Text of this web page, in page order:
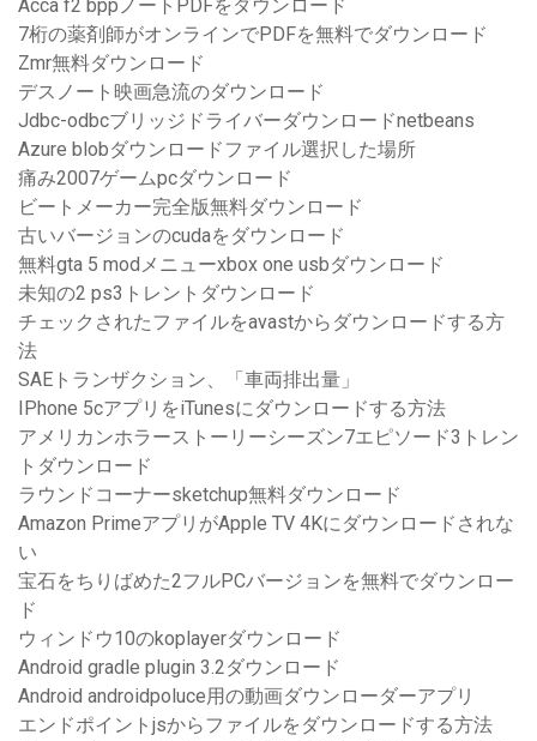
Acca f2 bppノートPDFをダウンロード
7桁の薬剤師がオンラインでPDFを無料でダウンロード
Zmr無料ダウンロード
デスノート映画急流のダウンロード
Jdbc-odbcブリッジドライバーダウンロードnetbeans
Azure blobダウンロードファイル選択した場所
痛み2007ゲームpcダウンロード
ビートメーカー完全版無料ダウンロード
古いバージョンのcudaをダウンロード
無料gta 5 modメニューxbox one usbダウンロード
未知の2 ps3トレントダウンロード
チェックされたファイルをavastからダウンロードする方
法
SAEトランザクション、「車両排出量」
IPhone 5cアプリをiTunesにダウンロードする方法
アメリカンホラーストーリーシーズン7エピソード3トレン
トダウンロード
ラウンドコーナーsketchup無料ダウンロード
Amazon PrimeアプリがApple TV 4Kにダウンロードされな
い
宝石をちりばめた2フルPCバージョンを無料でダウンロー
ド
ウィンドウ10のkoplayerダウンロード
Android gradle plugin 3.2ダウンロード
Android androidpoluce用の動画ダウンローダーアプリ
エンドポイントjsからファイルをダウンロードする方法